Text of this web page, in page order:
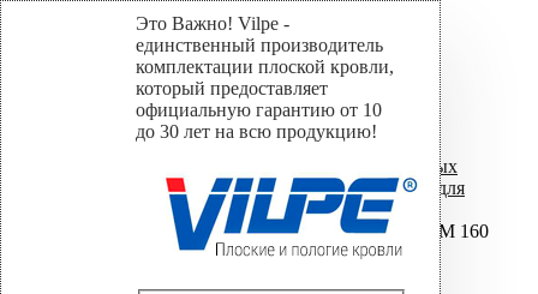
Это Важно! Vilpe -
единственный производитель
комплектации плоской кровли,
который предоставляет
официальную гарантию от 10
до 30 лет на всю продукцию!
Кольцо+шурупы для
воронки AM 160
Home
Магазин
Комплектующие для водосточных
воронок,Крепежные элементы для
водосточных воронок
Кольцо+шурупы для воронки AM 160
Кольцо+шурупы для